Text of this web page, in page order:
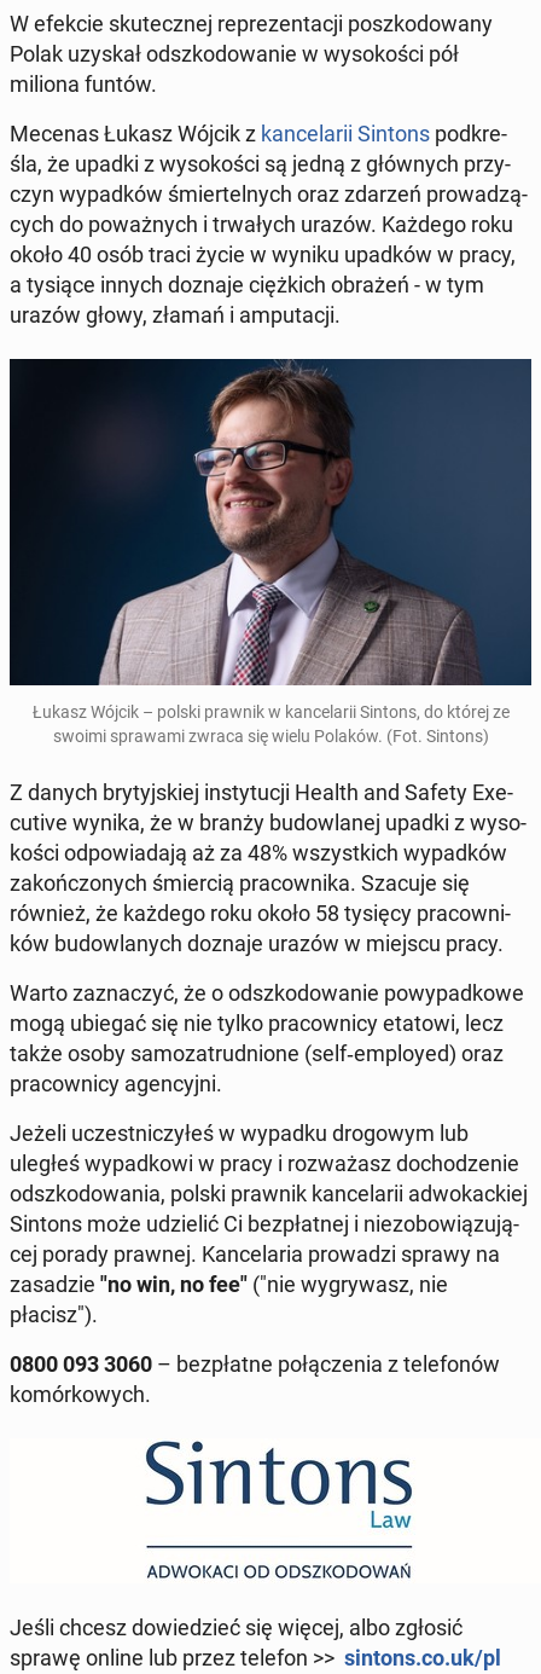
W efekcie sku­tecz­nej re­pre­zen­ta­cji po­szko­do­wa­ny
Polak uzyskał od­szko­do­wa­nie w wy­so­ko­ści pół
miliona funtów.
Mecenas Łukasz Wójcik z kan­ce­la­rii Sintons pod­kre­
śla, że upadki z wy­so­ko­ści są jedną z głów­nych przy­
czyn wy­pad­ków śmier­tel­nych oraz zdarzeń pro­wa­dzą­
cych do po­waż­nych i trwa­łych urazów. Każdego roku
około 40 osób traci życie w wyniku upadków w pracy,
a tysiące innych doznaje cięż­kich obrażeń - w tym
urazów głowy, złamań i am­pu­ta­cji.
Łukasz Wójcik – polski prawnik w kan­ce­la­rii Sintons, do której ze
swoimi spra­wa­mi zwraca się wielu Polaków. (Fot. Sintons)
Z danych bry­tyj­skiej in­sty­tu­cji Health and Safety Exe­
cu­ti­ve wynika, że w branży bu­dow­la­nej upadki z wy­so­
ko­ści od­po­wia­da­ją aż za 48% wszyst­kich wy­pad­ków
za­koń­czo­nych śmier­cią pra­cow­ni­ka. Szacuje się
również, że każdego roku około 58 tysięcy pra­cow­ni­
ków bu­dow­la­nych doznaje urazów w miejscu pracy.
Warto za­zna­czyć, że o od­szko­do­wa­nie po­wy­pad­ko­we
mogą ubiegać się nie tylko pra­cow­ni­cy etatowi, lecz
także osoby sa­mo­za­trud­nio­ne (sel­f‑em­ploy­ed) oraz
pra­cow­ni­cy agen­cyj­ni.
Jeżeli uczest­ni­czy­łeś w wypadku dro­go­wym lub
uległeś wy­pad­ko­wi w pracy i roz­wa­żasz do­cho­dze­nie
od­szko­do­wa­nia, polski prawnik kan­ce­la­rii ad­wo­kac­kiej
Sintons może udzie­lić Ci bez­płat­nej i nie­zo­bo­wią­zu­ją­
cej porady prawnej. Kan­ce­la­ria pro­wa­dzi sprawy na
za­sa­dzie "no win, no fee" ("nie wy­gry­wasz, nie
płacisz").
0800 093 3060 – bez­płat­ne po­łą­cze­nia z te­le­fo­nów
ko­mór­ko­wych.
Jeśli chcesz do­wie­dzieć się więcej, albo zgłosić
sprawę online lub przez telefon >> sintons.co.uk/pl